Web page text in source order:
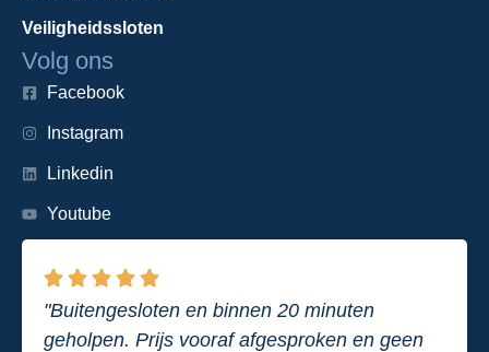
Veiligheidssloten
Volg ons
Facebook
Instagram
Linkedin
Youtube
"Buitengesloten en binnen 20 minuten
geholpen. Prijs vooraf afgesproken en geen